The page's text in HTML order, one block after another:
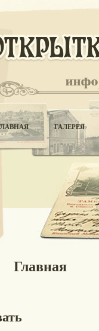
ГАЛЕРЕЯ
Главная